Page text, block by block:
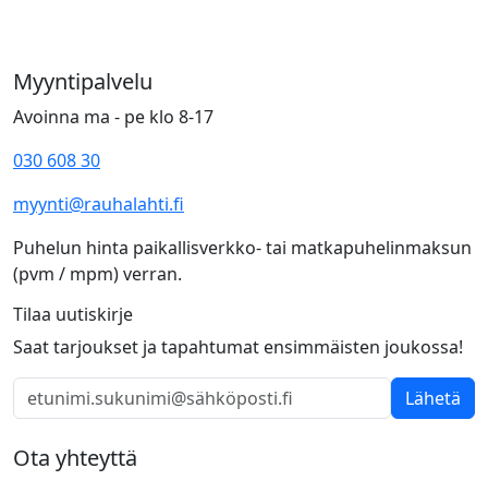
Myyntipalvelu
Avoinna ma - pe klo 8-17
030 608 30
myynti@rauhalahti.fi
Puhelun hinta paikallisverkko- tai matkapuhelinmaksun
(pvm / mpm) verran.
Tilaa uutiskirje
Saat tarjoukset ja tapahtumat ensimmäisten joukossa!
Lähetä
Ota yhteyttä